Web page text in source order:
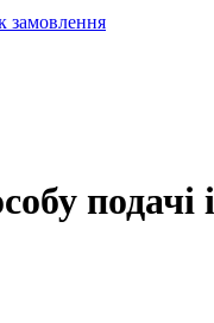
замовлення